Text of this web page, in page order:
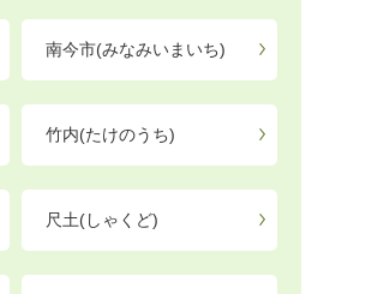
南今市(みなみいまいち)
竹内(たけのうち)
尺土(しゃくど)